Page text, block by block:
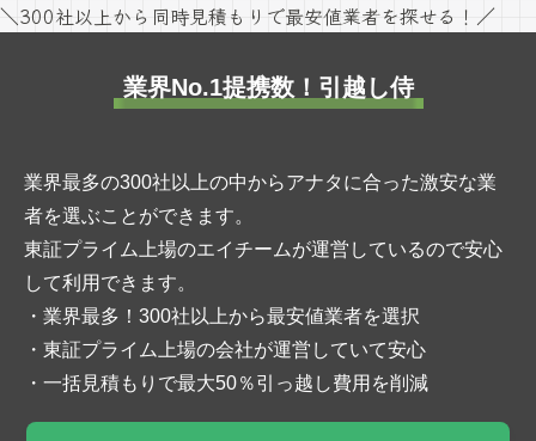
＼300社以上から同時見積もりで最安値業者を探せる！／
業界No.1提携数！引越し侍
業界最多の300社以上の中からアナタに合った激安な業
者を選ぶことができます。
東証プライム上場のエイチームが運営しているので安心
して利用できます。
・業界最多！300社以上から最安値業者を選択
・東証プライム上場の会社が運営していて安心
・一括見積もりで最大50％引っ越し費用を削減